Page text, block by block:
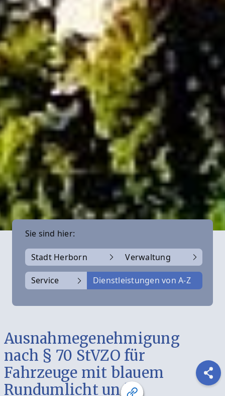
Sie sind hier:
Stadt Herborn Verwaltung
Service Dienstleistungen von A-Z
Ausnahmegenehmigung
nach § 70 StVZO für
Fahrzeuge mit blauem
Rundumlicht und